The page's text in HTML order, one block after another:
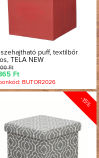
puff, textilbőr
TELA NEW
Ft
Ft
BUTOR2026
-15%